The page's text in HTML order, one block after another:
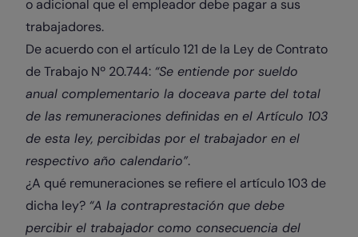
o adicional que el empleador debe pagar a sus
trabajadores.
De acuerdo con el artículo 121 de la Ley de Contrato
de Trabajo Nº 20.744: “Se entiende por sueldo
anual complementario la doceava parte del total
de las remuneraciones definidas en el Artículo 103
de esta ley, percibidas por el trabajador en el
respectivo año calendario”.
¿A qué remuneraciones se refiere el artículo 103 de
dicha ley? “A la contraprestación que debe
percibir el trabajador como consecuencia del